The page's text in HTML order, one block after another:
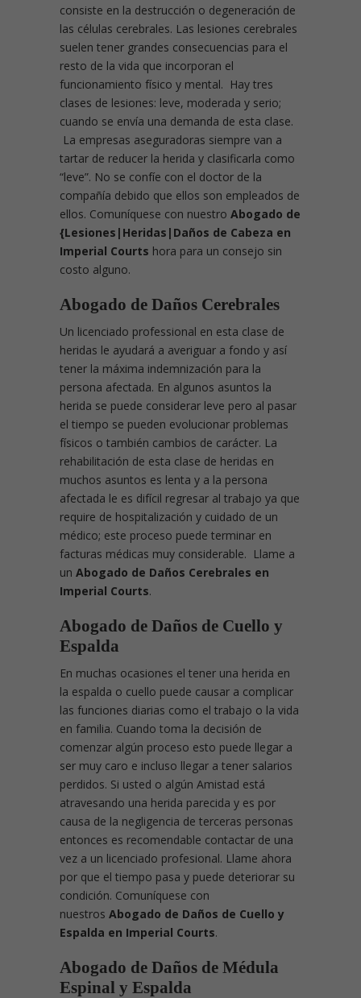
consiste en la destrucción o degeneración de
las células cerebrales. Las lesiones cerebrales
suelen tener grandes consecuencias para el
resto de la vida que incorporan el
funcionamiento físico y mental. Hay tres
clases de lesiones: leve, moderada y serio;
cuando se envía una demanda de esta clase.
La empresas aseguradoras siempre van a
tartar de reducer la herida y clasificarla como
“leve”. No se confíe con el doctor de la
compañía debido que ellos son empleados de
ellos. Comuníquese con nuestro Abogado de
{Lesiones|Heridas|Daños de Cabeza en
Imperial Courts hora para un consejo sin
costo alguno.
Abogado de Daños Cerebrales
Un licenciado professional en esta clase de
heridas le ayudará a averiguar a fondo y así
tener la máxima indemnización para la
persona afectada. En algunos asuntos la
herida se puede considerar leve pero al pasar
el tiempo se pueden evolucionar problemas
físicos o también cambios de carácter. La
rehabilitación de esta clase de heridas en
muchos asuntos es lenta y a la persona
afectada le es difícil regresar al trabajo ya que
require de hospitalización y cuidado de un
médico; este proceso puede terminar en
facturas médicas muy considerable. Llame a
un Abogado de Daños Cerebrales en
Imperial Courts.
Abogado de Daños de Cuello y
Espalda
En muchas ocasiones el tener una herida en
la espalda o cuello puede causar a complicar
las funciones diarias como el trabajo o la vida
en familia. Cuando toma la decisión de
comenzar algún proceso esto puede llegar a
ser muy caro e incluso llegar a tener salarios
perdidos. Si usted o algún Amistad está
atravesando una herida parecida y es por
causa de la negligencia de terceras personas
entonces es recomendable contactar de una
vez a un licenciado profesional. Llame ahora
por que el tiempo pasa y puede deteriorar su
condición. Comuníquese con
nuestros Abogado de Daños de Cuello y
Espalda en Imperial Courts.
Abogado de Daños de Médula
Espinal y Espalda